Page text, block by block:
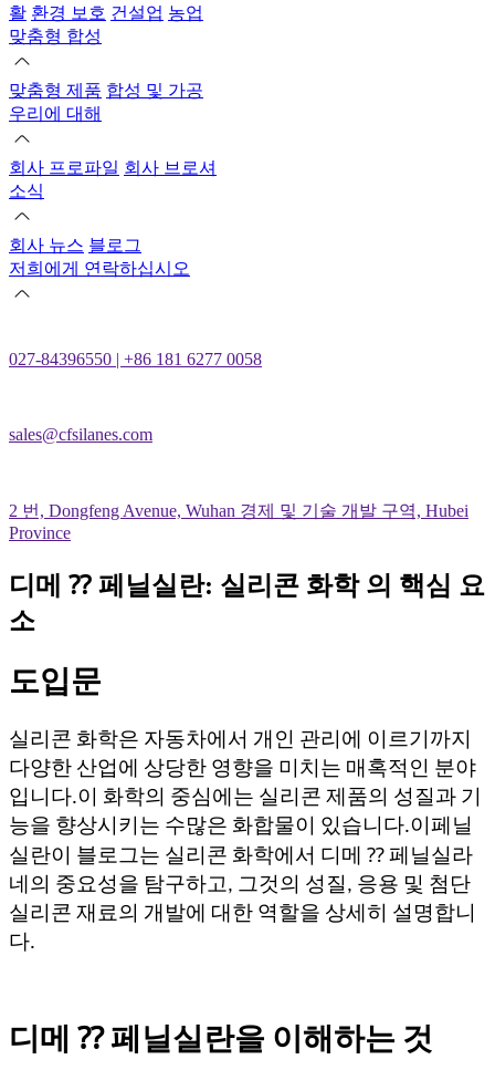
활 환경 보호 건설업 농업
맞춤형 합성
맞춤형 제품 합성 및 가공
우리에 대해
회사 프로파일 회사 브로셔
소식
회사 뉴스 블로그
저희에게 연락하십시오
027-84396550 | +86 181 6277 0058
sales@cfsilanes.com
2 번, Dongfeng Avenue, Wuhan 경제 및 기술 개발 구역, Hubei
Province
디메 ⁇ 페닐실란: 실리콘 화학 의 핵심 요
소
도입문
실리콘 화학은 자동차에서 개인 관리에 이르기까지
다양한 산업에 상당한 영향을 미치는 매혹적인 분야
입니다.이 화학의 중심에는 실리콘 제품의 성질과 기
능을 향상시키는 수많은 화합물이 있습니다.이페닐
실란이 블로그는 실리콘 화학에서 디메 ⁇ 페닐실라
네의 중요성을 탐구하고, 그것의 성질, 응용 및 첨단
실리콘 재료의 개발에 대한 역할을 상세히 설명합니
다.
디메 ⁇ 페닐실란을 이해하는 것